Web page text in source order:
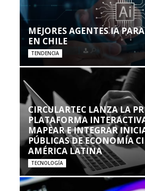
MEJORES AGENTES IA
EN CHILE
TENDENCIA
CIRCULARTEC LANZA LA
PLATAFORMA
MAPEAR E INTEGRAR
PÚBLICAS DE ECONOMÍA
AMÉRICA LATINA
TECNOLOGÍA